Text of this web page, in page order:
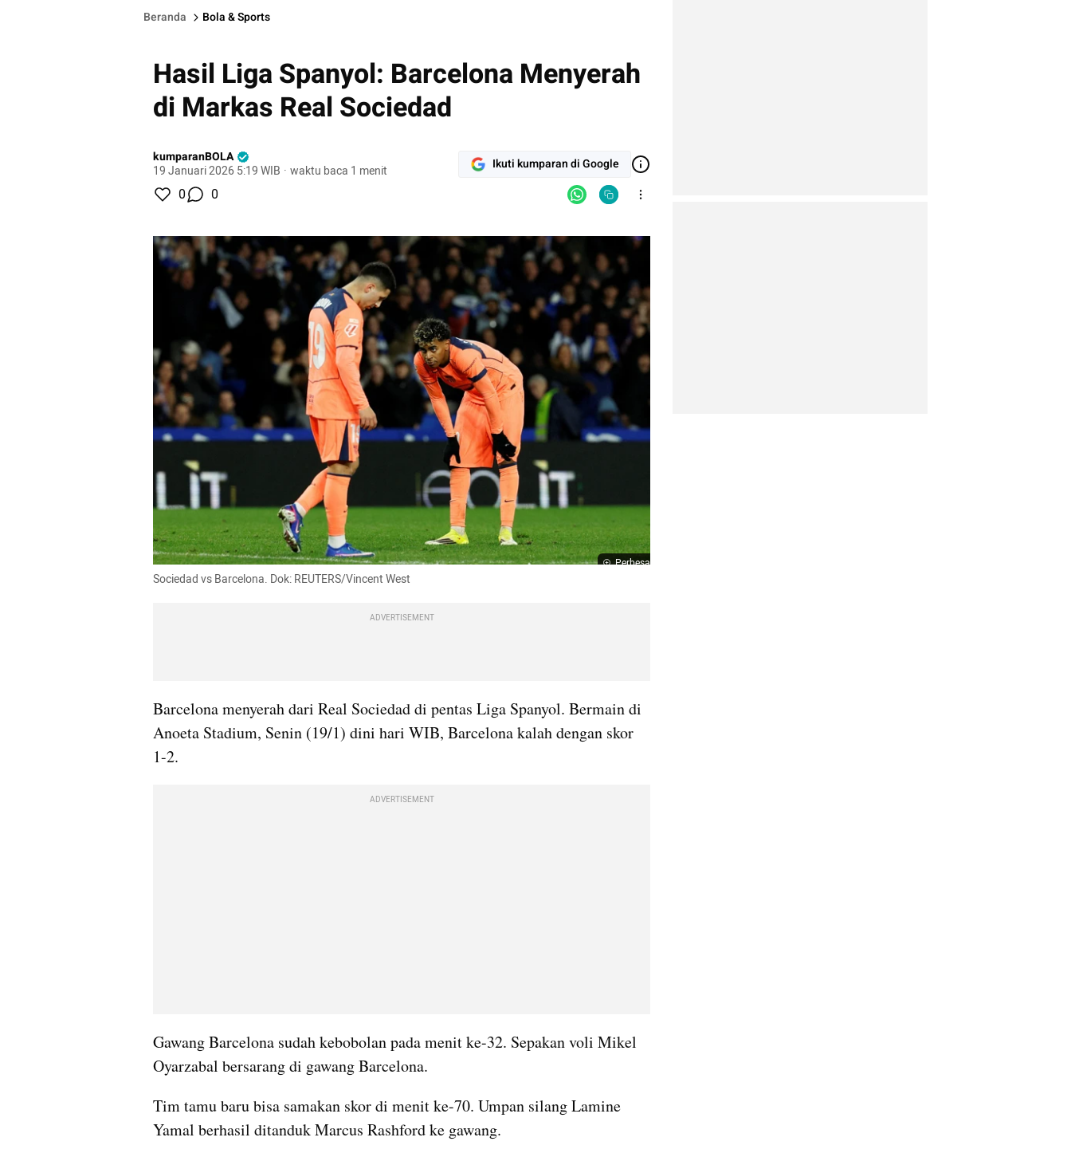
Beranda Bola & Sports
Hasil Liga Spanyol: Barcelona Menyerah
di Markas Real Sociedad
kumparanBOLA
19 Januari 2026 5:19 WIB · waktu baca 1 menit Ikuti kumparan di Google
0 0
Perbesar
Sociedad vs Barcelona. Dok: REUTERS/Vincent West
ADVERTISEMENT
Barcelona menyerah dari Real Sociedad di pentas Liga Spanyol. Bermain di
Anoeta Stadium, Senin (19/1) dini hari WIB, Barcelona kalah dengan skor
1-2.
ADVERTISEMENT
Gawang Barcelona sudah kebobolan pada menit ke-32. Sepakan voli Mikel
Oyarzabal bersarang di gawang Barcelona.
Tim tamu baru bisa samakan skor di menit ke-70. Umpan silang Lamine
Yamal berhasil ditanduk Marcus Rashford ke gawang.